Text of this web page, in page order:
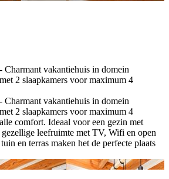
vakantiehuis in domein
2 slaapkamers voor maximum 4
vakantiehuis in domein
2 slaapkamers voor maximum 4
comfort. Ideaal voor een gezin met
leefruimte met TV, Wifi en open
en terras maken het de perfecte plaats